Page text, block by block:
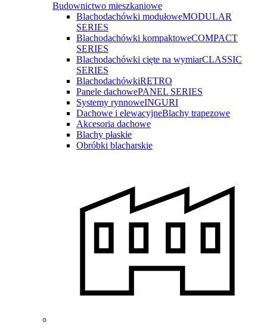
Budownictwo mieszkaniowe
Blachodachówki modułoweMODULAR
SERIES
Blachodachówki kompaktoweCOMPACT
SERIES
Blachodachówki cięte na wymiarCLASSIC
SERIES
BlachodachówkiRETRO
Panele dachowePANEL SERIES
Systemy rynnoweINGURI
Dachowe i elewacyjneBlachy trapezowe
Akcesoria dachowe
Blachy płaskie
Obróbki blacharskie